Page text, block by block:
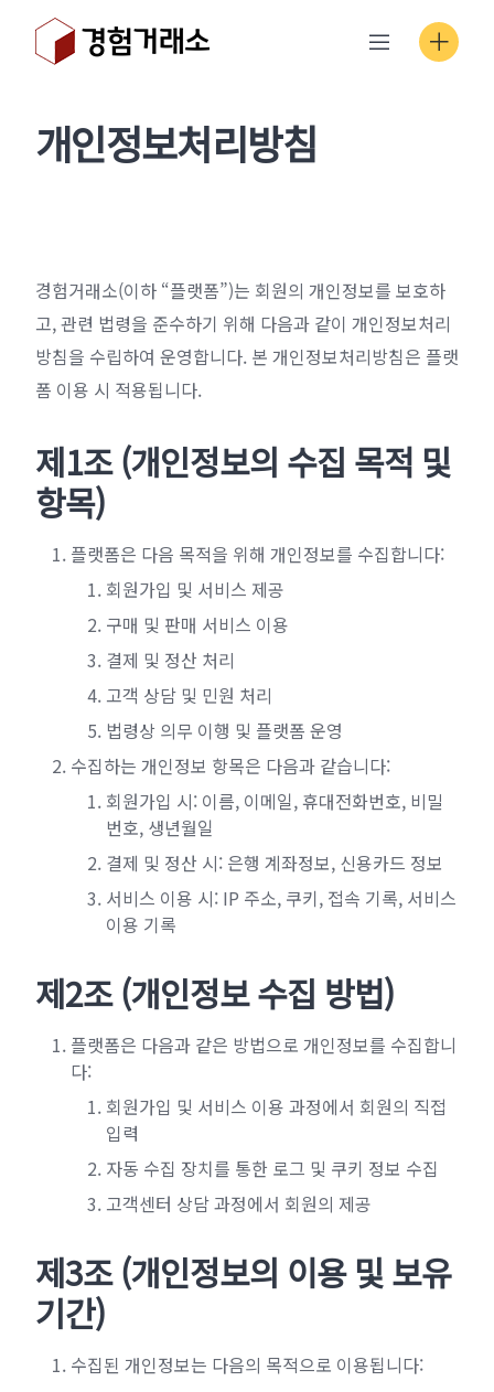
content
개인정보처리방침
경험거래소(이하 “플랫폼”)는 회원의 개인정보를 보호하
고, 관련 법령을 준수하기 위해 다음과 같이 개인정보처리
방침을 수립하여 운영합니다. 본 개인정보처리방침은 플랫
폼 이용 시 적용됩니다.
제1조 (개인정보의 수집 목적 및
항목)
플랫폼은 다음 목적을 위해 개인정보를 수집합니다:
회원가입 및 서비스 제공
구매 및 판매 서비스 이용
결제 및 정산 처리
고객 상담 및 민원 처리
법령상 의무 이행 및 플랫폼 운영
수집하는 개인정보 항목은 다음과 같습니다:
회원가입 시: 이름, 이메일, 휴대전화번호, 비밀
번호, 생년월일
결제 및 정산 시: 은행 계좌정보, 신용카드 정보
서비스 이용 시: IP 주소, 쿠키, 접속 기록, 서비스
이용 기록
제2조 (개인정보 수집 방법)
플랫폼은 다음과 같은 방법으로 개인정보를 수집합니
다:
회원가입 및 서비스 이용 과정에서 회원의 직접
입력
자동 수집 장치를 통한 로그 및 쿠키 정보 수집
고객센터 상담 과정에서 회원의 제공
제3조 (개인정보의 이용 및 보유
기간)
수집된 개인정보는 다음의 목적으로 이용됩니다: